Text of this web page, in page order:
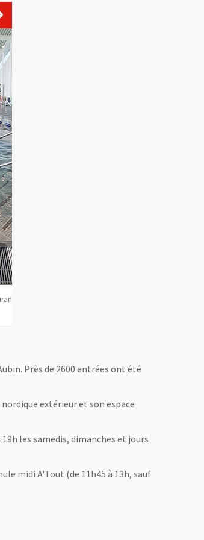
Près de 2600 entrées ont été
extérieur et son espace
les samedis, dimanches et jours
midi A'Tout (de 11h45 à 13h, sauf